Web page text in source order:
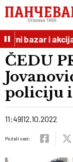
bazar i akcija u
ČEDU
policiju i
11:49 12.10.2022
Podeli vest: